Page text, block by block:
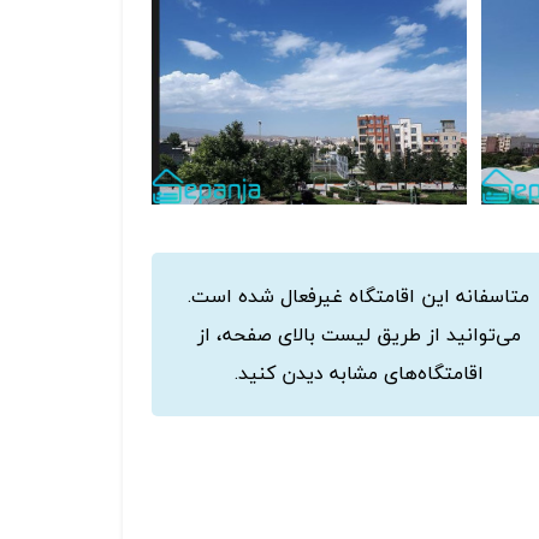
متاسفانه این اقامتگاه غیرفعال شده است.
می‌توانید از طریق لیست بالای صفحه، از
اقامتگاه‌های مشابه دیدن کنید.